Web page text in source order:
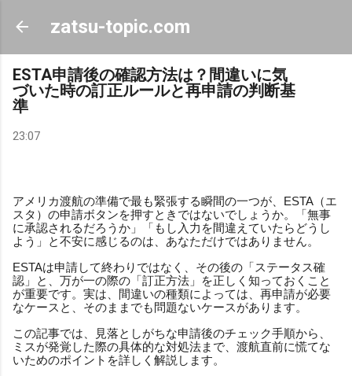
スキップしてメイン コンテンツに移動
zatsu-topic.com
ESTA申請後の確認方法は？間違いに気
づいた時の訂正ルールと再申請の判断基
準
23:07
アメリカ渡航の準備で最も緊張する瞬間の一つが、ESTA（エ
スタ）の申請ボタンを押すときではないでしょうか。「無事
に承認されるだろうか」「もし入力を間違えていたらどうし
よう」と不安に感じるのは、あなただけではありません。
ESTAは申請して終わりではなく、その後の「ステータス確
認」と、万が一の際の「訂正方法」を正しく知っておくこと
が重要です。実は、間違いの種類によっては、再申請が必要
なケースと、そのままでも問題ないケースがあります。
この記事では、見落としがちな申請後のチェック手順から、
ミスが発覚した際の具体的な対処法まで、渡航直前に慌てな
いためのポイントを詳しく解説します。